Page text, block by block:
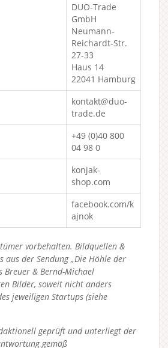
DUO-Trade
GmbH
Neumann-
Reichardt-Str.
27-33
Haus 14
22041 Hamburg
kontakt@duo-
trade.de
+49 (0)40 800
04 98 0
konjak-
shop.com
facebook.com/k
ajnok
vorbehalten. Bildquellen &
aus der Sendung „Die Höhle der
Breuer & Bernd-Michael
Bilder, soweit nicht anders
jeweiligen Startups (siehe
geprüft und unterliegt der
gemäß